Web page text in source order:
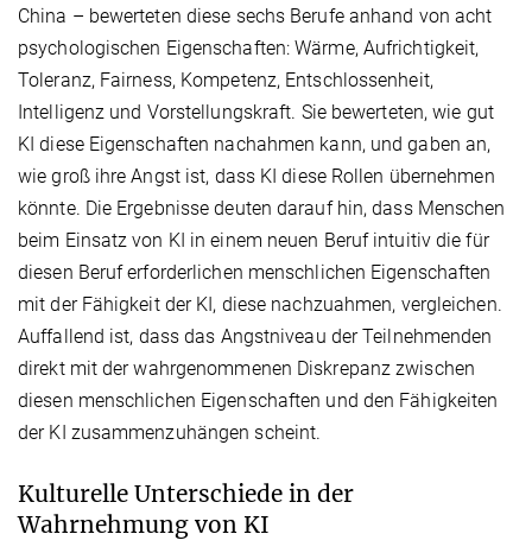
China – bewerteten diese sechs Berufe anhand von acht
psychologischen Eigenschaften: Wärme, Aufrichtigkeit,
Toleranz, Fairness, Kompetenz, Entschlossenheit,
Intelligenz und Vorstellungskraft. Sie bewerteten, wie gut
KI diese Eigenschaften nachahmen kann, und gaben an,
wie groß ihre Angst ist, dass KI diese Rollen übernehmen
könnte. Die Ergebnisse deuten darauf hin, dass Menschen
beim Einsatz von KI in einem neuen Beruf intuitiv die für
diesen Beruf erforderlichen menschlichen Eigenschaften
mit der Fähigkeit der KI, diese nachzuahmen, vergleichen.
Auffallend ist, dass das Angstniveau der Teilnehmenden
direkt mit der wahrgenommenen Diskrepanz zwischen
diesen menschlichen Eigenschaften und den Fähigkeiten
der KI zusammenzuhängen scheint.
Kulturelle Unterschiede in der
Wahrnehmung von KI